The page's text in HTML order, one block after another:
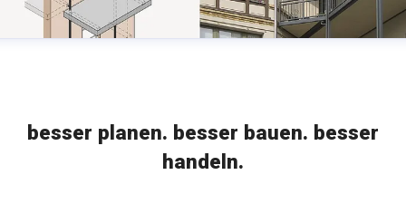
besser planen. besser bauen. besser
handeln.